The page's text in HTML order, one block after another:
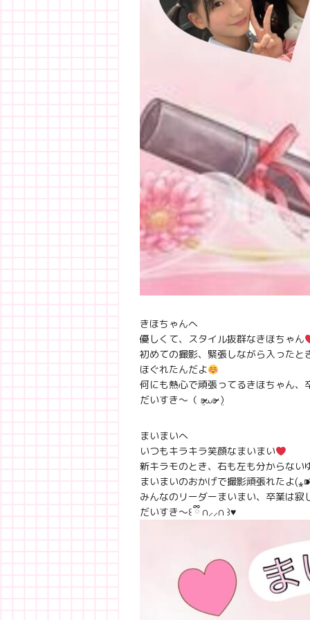
きほちゃんへ
優しくて、スタイル抜群なきほちゃん
初めての撮影、緊張しながら入った
ほぐれたんだよ
何にも熱心で頑張ってるきほちゃん
だいすき〜（ ܸʚ̴̶̷̷⩊ʚ̴̶̷̷ ܸ）
まいまいへ
いつもキラキラ笑顔なまいまい
新キラモのとき、右も左も分からな
まいまいのおかげで撮影頑張れたよ
みんなのリーダーまいまい、卒業は
だいすき〜꒰ ྀི ∩⸝⸝∩ ꒱♥︎